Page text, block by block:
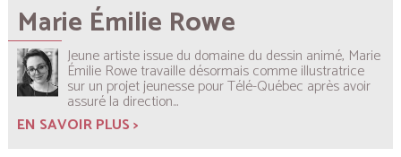
Marie Émilie Rowe
Jeune artiste issue du domaine du dessin animé, Marie
Émilie Rowe travaille désormais comme illustratrice
sur un projet jeunesse pour Télé-Québec après avoir
assuré la direction...
EN SAVOIR PLUS >